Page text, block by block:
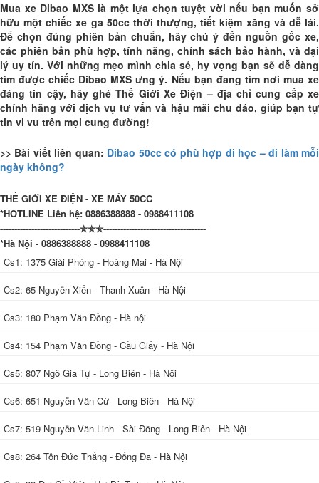
Mua xe Dibao MXS là một lựa chọn tuyệt vời nếu bạn muốn sở
hữu một chiếc xe ga 50cc thời thượng, tiết kiệm xăng và dễ lái.
Để chọn đúng phiên bản chuẩn, hãy chú ý đến nguồn gốc xe,
các phiên bản phù hợp, tính năng, chính sách bảo hành, và đại
lý uy tín. Với những mẹo mình chia sẻ, hy vọng bạn sẽ dễ dàng
tìm được chiếc Dibao MXS ưng ý. Nếu bạn đang tìm nơi mua xe
đáng tin cậy, hãy ghé Thế Giới Xe Điện – địa chỉ cung cấp xe
chính hãng với dịch vụ tư vấn và hậu mãi chu đáo, giúp bạn tự
tin vi vu trên mọi cung đường!
>> Bài viết liên quan: Dibao 50cc có phù hợp đi học – đi làm mỗi
ngày không?
THẾ GIỚI XE ĐIỆN - XE MÁY 50CC
*HOTLINE Liên hệ: 0886388888 - 0988411108
----------------------------✯✯✯------------------------------------
*Hà Nội - 0886388888 - 0988411108
Cs1: 1375 Giải Phóng - Hoàng Mai - Hà Nội
Cs2: 65 Nguyễn Xiển - Thanh Xuân - Hà Nội
Cs3: 180 Phạm Văn Đồng - Hà nội
Cs4: 154 Phạm Văn Đồng - Cầu Giấy - Hà Nội
Cs5: 807 Ngô Gia Tự - Long Biên - Hà Nội
Cs6: 651 Nguyễn Văn Cừ - Long Biên - Hà Nội
Cs7: 519 Nguyễn Văn Linh - Sài Đồng - Long Biên - Hà Nội
Cs8: 264 Tôn Đức Thắng - Đống Đa - Hà Nội